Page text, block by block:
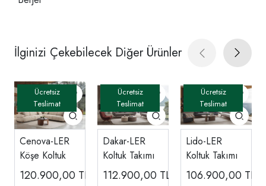
İlginizi Çekebilecek Diğer Ürünler
Cenova-LER
Köşe Koltuk
120.900,00 TL
Dakar-LER
Koltuk Takımı
112.900,00 TL
Lido-LER
Koltuk Takımı
106.900,00 TL